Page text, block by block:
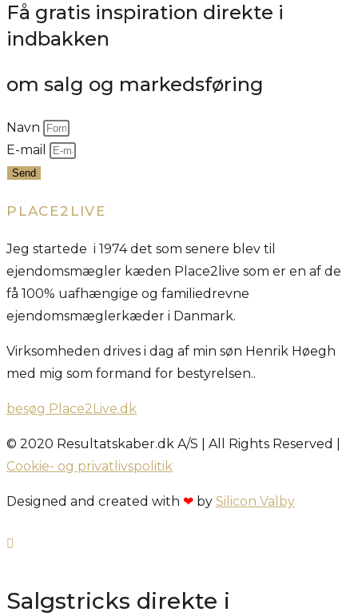
Få gratis inspiration direkte i
indbakken
om salg og markedsføring
Navn
E-mail
Send
PLACE2LIVE
Jeg startede i 1974 det som senere blev til
ejendomsmægler kæden Place2live som er en af de
få 100% uafhængige og familiedrevne
ejendomsmæglerkæder i Danmark.
Virksomheden drives i dag af min søn Henrik Høegh
med mig som formand for bestyrelsen..
besøg Place2Live.dk
© 2020 Resultatskaber.dk A/S | All Rights Reserved |
Cookie- og privatlivspolitik
Designed and created with ❤ by Silicon Valby
Salgstricks direkte i